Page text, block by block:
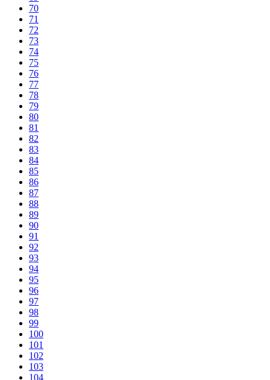
70
71
72
73
74
75
76
77
78
79
80
81
82
83
84
85
86
87
88
89
90
91
92
93
94
95
96
97
98
99
100
101
102
103
104